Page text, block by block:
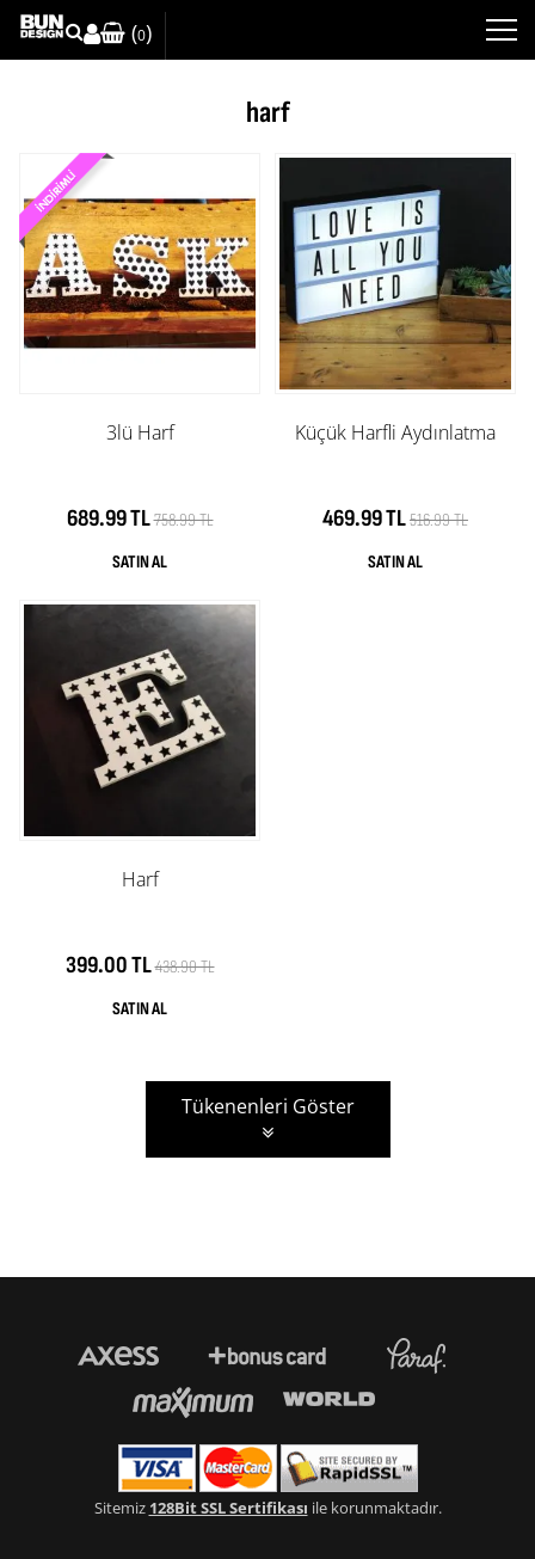
(0)
harf
3lü Harf
689.99 TL758.99 TL
Küçük Harfli Aydınlatma
469.99 TL516.99 TL
Harf
399.00 TL438.90 TL
Tükenenleri Göster
Sitemiz 128Bit SSL Sertifikası ile korunmaktadır.